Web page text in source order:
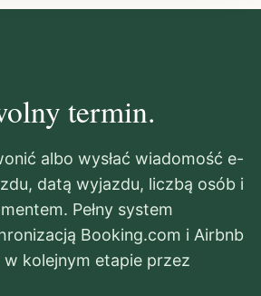
termin.
albo wysłać wiadomość e-
datą wyjazdu, liczbą osób i
Pełny system
Booking.com i Airbnb
w kolejnym etapie przez